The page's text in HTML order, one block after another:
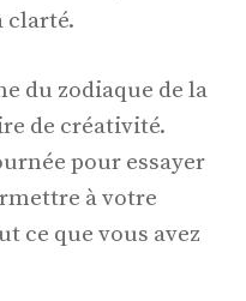
clarté.
du zodiaque de la
de créativité.
pour essayer
à votre
ce que vous avez